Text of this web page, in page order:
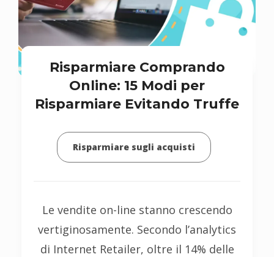
Risparmiare Comprando
Online: 15 Modi per
Risparmiare Evitando Truffe
Risparmiare sugli acquisti
Le vendite on-line stanno crescendo
vertiginosamente. Secondo l’analytics
di Internet Retailer, oltre il 14% delle